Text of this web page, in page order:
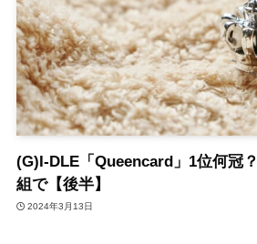
(G)I-DLE「Queencard」1位何冠
組で【後半】
2024年3月13日